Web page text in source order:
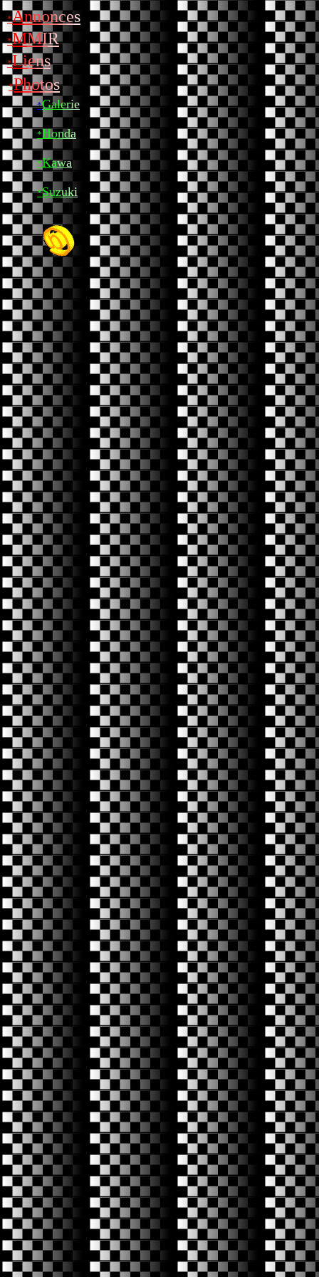
*Annonces
*MMIR
*Liens
*Photos
*Galerie
*Honda
*Kawa
*Suzuki